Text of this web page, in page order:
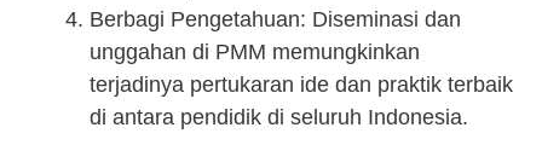
Berbagi Pengetahuan: Diseminasi dan
unggahan di PMM memungkinkan
terjadinya pertukaran ide dan praktik terbaik
di antara pendidik di seluruh Indonesia.